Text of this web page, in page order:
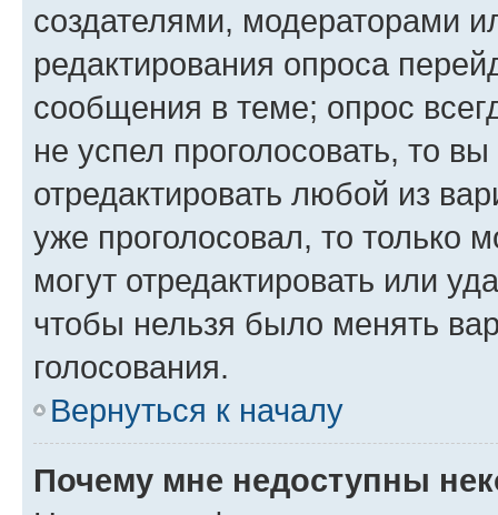
создателями, модераторами
редактирования опроса
сообщения в теме; опрос
не успел проголосовать, то
отредактировать любой из
уже проголосовал, то только
могут отредактировать или
чтобы нельзя было менять
голосования.
Вернуться к началу
Почему мне недоступны